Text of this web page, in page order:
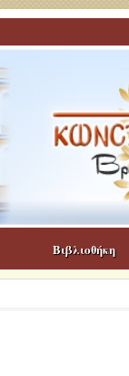
Βιβλιοθήκη